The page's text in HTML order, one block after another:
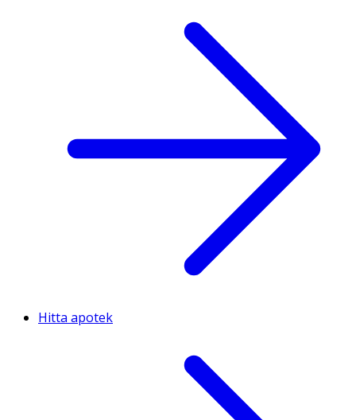
Hitta apotek